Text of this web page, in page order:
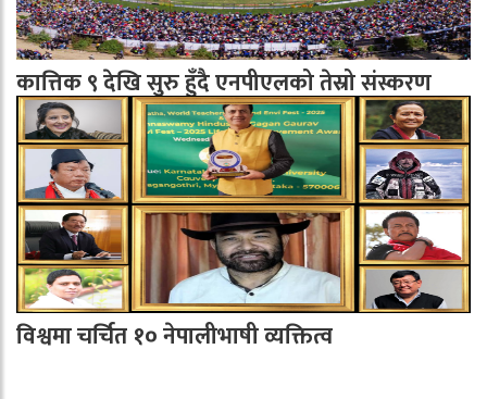
कात्तिक ९ देखि सुरु हुँदै एनपीएलको तेस्रो संस्करण
विश्वमा चर्चित १० नेपालीभाषी व्यक्तित्व